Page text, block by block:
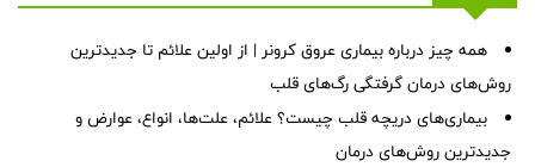
همه چیز درباره بیماری عروق کرونر | از اولین علائم تا جدیدترین
روش‌های درمان گرفتگی رگ‌های قلب
بیماری‌های دریچه قلب چیست؟ علائم، علت‌ها، انواع، عوارض و
جدیدترین روش‌های درمان